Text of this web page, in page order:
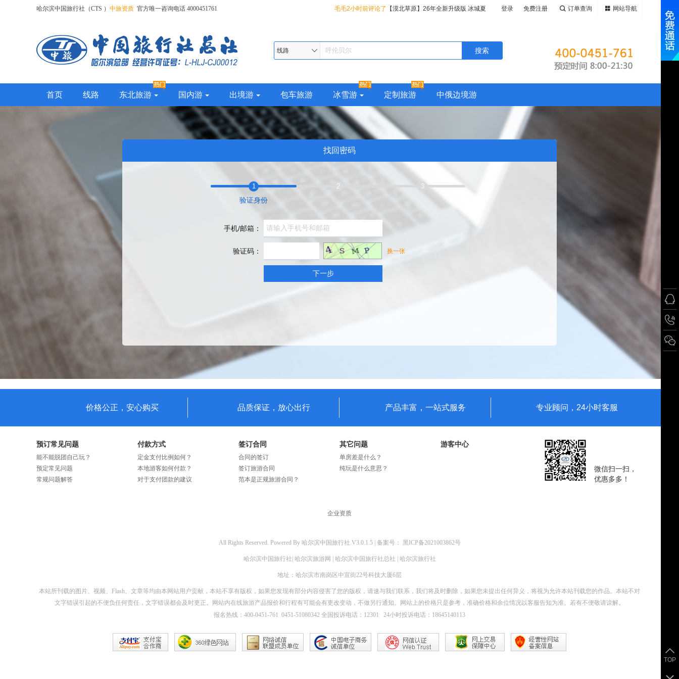
哈尔滨中国旅行社（CTS ） 中旅资质 官方唯一咨询电话 4000451761 登录 免费注册 订单查询 网站导航
毛毛2小时前评论了 【漠北草原】26年全新升级版 冰城夏
岭最北漠河、邂逅极光北极村、十八站鄂伦春民族乡、纵
览国境线最美331、双子城俄罗斯边境黑河、火山遗迹五
大连池、小兴安岭伊春上甘岭溪水公园、大小兴安岭畅游
10日
黑吉辽蒙四省全景、盛京沈阳、朝鲜边境丹东、鸭绿江游
船、华美胜地22°清凉小瑞士度假区、YOYO鹿苑、CLU
BMED地中海森林温泉、关东圣山-长白山、高山堰塞湖-
镜泊湖、冰城夏都哈尔滨、丹顶鹤故乡-扎龙、呼伦贝尔
大草原、大兴安岭最北漠河、邂逅极光北极村、十八站鄂
伦春民族乡、纵览国境线最美331、双子城俄罗斯边境黑
河、火山遗迹五大连池、小兴安岭伊春上甘岭溪水公园、
春风48分钟前评论了【东方颂歌】26年全新升级版 黑吉
辽蒙四省全景、盛京沈阳、朝鲜边境丹东、鸭绿江游船、
华美胜地22°清凉小瑞士度假区、YOYO鹿苑、CLUBME
D地中海森林温泉、关东圣山-长白山、高山堰塞湖-镜泊
湖、冰城夏都哈尔滨、丹顶鹤故乡-扎龙、呼伦贝尔大草
原、大兴安岭最北漠河、邂逅极光北极村、十八站鄂伦春
民族乡、纵览国境线最美331、双子城俄罗斯边境黑河、
火山遗迹五大连池、小兴安岭伊春上甘岭溪水公园、玩遍
大东北14 日
线路
首页 线路 东北旅游 国内游 出境游 包车旅游 冰雪游 定制旅游 中俄边境游
找回密码
1
验证身份
2 3
手机/邮箱：
验证码： 换一张
下一步
价格公正，安心购买 品质保证，放心出行 产品丰富，一站式服务 专业顾问，24小时客服
预订常见问题
能不能脱团自己玩？
预定常见问题
常规问题解答
付款方式
定金支付比例如何？
本地游客如何付款？
对于支付团款的建议
签订合同
合同的签订
签订旅游合同
范本是正规旅游合同？
其它问题
单房差是什么？
纯玩是什么意思？
游客中心
微信扫一扫，
优惠多多！
企业资质
All Rights Reserved. Powered By 哈尔滨中国旅行社 V3.0.1.5 | 备案号： 黑ICP备2021003862号
哈尔滨中国旅行社| 哈尔滨旅游网 | 哈尔滨中国旅行社总社 | 哈尔滨旅行社
地址：哈尔滨市南岗区中宣街22号科技大厦6层
本站所刊载的图片、视频、Flash、文章等均由本网站用户贡献，本站不享有版权，如果您发现有部分内容侵害了您的版权，请速与我们联系，我们将及时删除，如果您未提出任何异义，将视为允许本站刊载您的作品。本站不对
文字错误引起的不便负任何责任，文字错误都会及时更正。网站内在线旅游产品报价和行程有可能会有更改变动，不做另行通知。网站上的价格只是参考，准确价格和余位情况以客服告知为准。若有不便敬请谅解。
报名热线：400-0451-761 0451-51080342 全国投诉电话 ：12301 24小时投诉电话：18645140113
TOP